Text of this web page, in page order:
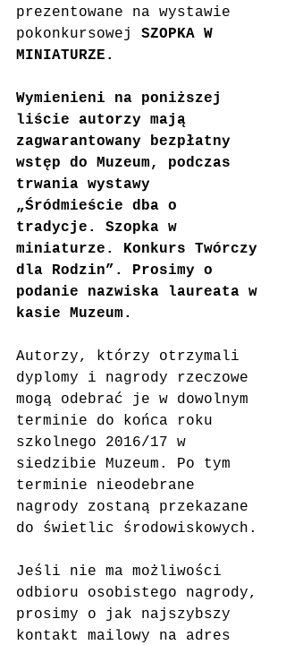
prezentowane na wystawie
pokonkursowej SZOPKA W
MINIATURZE.
Wymienieni na poniższej
liście autorzy mają
zagwarantowany bezpłatny
wstęp do Muzeum, podczas
trwania wystawy
„Śródmieście dba o
tradycje. Szopka w
miniaturze. Konkurs Twórczy
dla Rodzin”. Prosimy o
podanie nazwiska laureata w
kasie Muzeum.
Autorzy, którzy otrzymali
dyplomy i nagrody rzeczowe
mogą odebrać je w dowolnym
terminie do końca roku
szkolnego 2016/17 w
siedzibie Muzeum. Po tym
terminie nieodebrane
nagrody zostaną przekazane
do świetlic środowiskowych.
Jeśli nie ma możliwości
odbioru osobistego nagrody,
prosimy o jak najszybszy
kontakt mailowy na adres